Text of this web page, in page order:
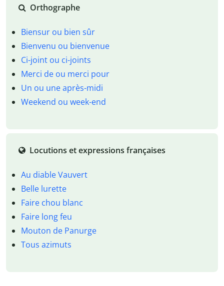
Orthographe
Biensur ou bien sûr
Bienvenu ou bienvenue
Ci-joint ou ci-joints
Merci de ou merci pour
Un ou une après-midi
Weekend ou week-end
Locutions et expressions françaises
Au diable Vauvert
Belle lurette
Faire chou blanc
Faire long feu
Mouton de Panurge
Tous azimuts